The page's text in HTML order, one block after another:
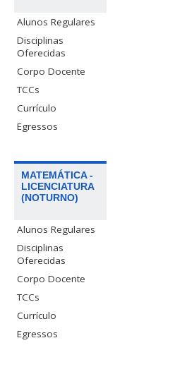
Alunos Regulares
Disciplinas
Oferecidas
Corpo Docente
TCCs
Currículo
Egressos
MATEMÁTICA -
LICENCIATURA
(NOTURNO)
Alunos Regulares
Disciplinas
Oferecidas
Corpo Docente
TCCs
Currículo
Egressos